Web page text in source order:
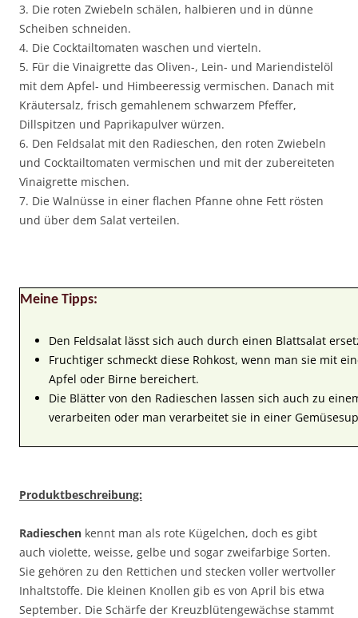
3. Die roten Zwiebeln schälen, halbieren und in dünne
Scheiben schneiden.
4. Die Cocktailtomaten waschen und vierteln.
5. Für die Vinaigrette das Oliven-, Lein- und Mariendistelöl
mit dem Apfel- und Himbeeressig vermischen. Danach mit
Kräutersalz, frisch gemahlenem schwarzem Pfeffer,
Dillspitzen und Paprikapulver würzen.
6. Den Feldsalat mit den Radieschen, den roten Zwiebeln
und Cocktailtomaten vermischen und mit der zubereiteten
Vinaigrette mischen.
7. Die Walnüsse in einer flachen Pfanne ohne Fett rösten
und über dem Salat verteilen.
Meine Tipps:
Den Feldsalat lässt sich auch durch einen Blattsalat
Fruchtiger schmeckt diese Rohkost, wenn man sie mit
Apfel oder Birne bereichert.
Die Blätter von den Radieschen lassen sich auch zu
verarbeiten oder man verarbeitet sie in einer
Produktbeschreibung:
Radieschen kennt man als rote Kügelchen, doch es gibt
auch violette, weisse, gelbe und sogar zweifarbige Sorten.
Sie gehören zu den Rettichen und stecken voller wertvoller
Inhaltstoffe. Die kleinen Knollen gib es von April bis etwa
September. Die Schärfe der Kreuzblütengewächse stammt